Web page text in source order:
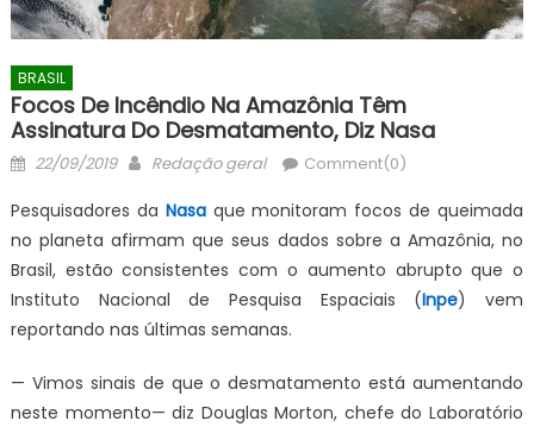
BRASIL
Focos De Incêndio Na Amazônia Têm
Assinatura Do Desmatamento, Diz Nasa
Posted
22/09/2019 Author
Redação geral Comment(0)
Pesquisadores da Nasaque monitoram focos de queimada
no planeta afirmam que seus dados sobre a Amazônia, no
Brasil, estão consistentes com o aumento abrupto que o
Instituto Nacional de Pesquisa Espaciais (Inpe) vem
reportando nas últimas semanas.
— Vimos sinais de que o desmatamento está aumentando
neste momento— diz Douglas Morton, chefe do Laboratório